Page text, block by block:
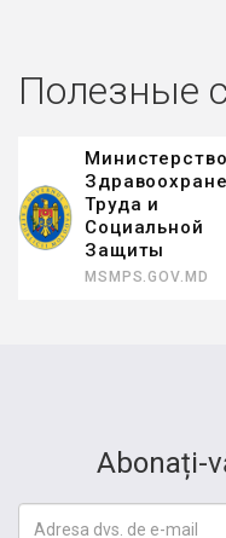
Полезные
Министерство
Труда и
Социальной
Защиты
MSMPS.GOV.MD
Abonați-